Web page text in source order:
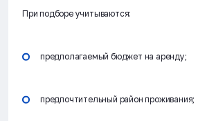
При подборе учитываются:
предполагаемый бюджет на аренду;
предпочтительный район проживания;